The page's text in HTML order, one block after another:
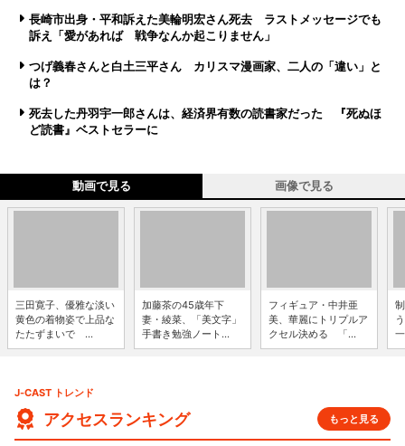
長崎市出身・平和訴えた美輪明宏さん死去 ラストメッセージでも
訴え「愛があれば 戦争なんか起こりません」
つげ義春さんと白土三平さん カリスマ漫画家、二人の「違い」と
は？
死去した丹羽宇一郎さんは、経済界有数の読書家だった 『死ぬほ
ど読書』ベストセラーに
動画で見る 画像で見る
三田寛子、優雅な淡い
黄色の着物姿で上品な
たたずまいで ...
加藤茶の45歳年下
妻・綾菜、「美文字」
手書き勉強ノート...
フィギュア・中井亜
美、華麗にトリプルア
クセル決める 「...
J-CAST トレンド
アクセスランキング もっと見る